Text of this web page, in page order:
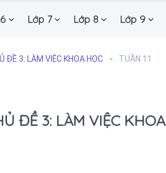
Lớp 7 Lớp 8 Lớp 9
ĐỀ 3: LÀM VIỆC KHOA HỌC TUẦN 11
ĐỀ 3: LÀM VIỆC KHOA